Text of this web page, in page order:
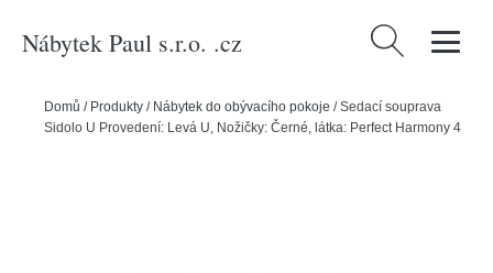
Nábytek Paul s.r.o. .cz Vyhledávání
Domů / Produkty / Nábytek do obývacího pokoje /Sedací souprava
Sidolo U Provedení: Levá U, Nožičky: Černé, látka: Perfect Harmony 4